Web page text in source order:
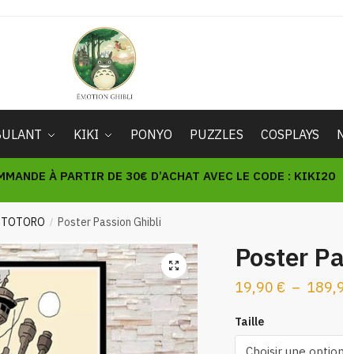
KIKI PONYO PUZZLES COSPLAYS
À PARTIR DE 30€ D’ACHAT AVEC LE CODE : KIKI20
/ Poster Passion Ghibli
🔍 Poster
19,90 € –
Taille